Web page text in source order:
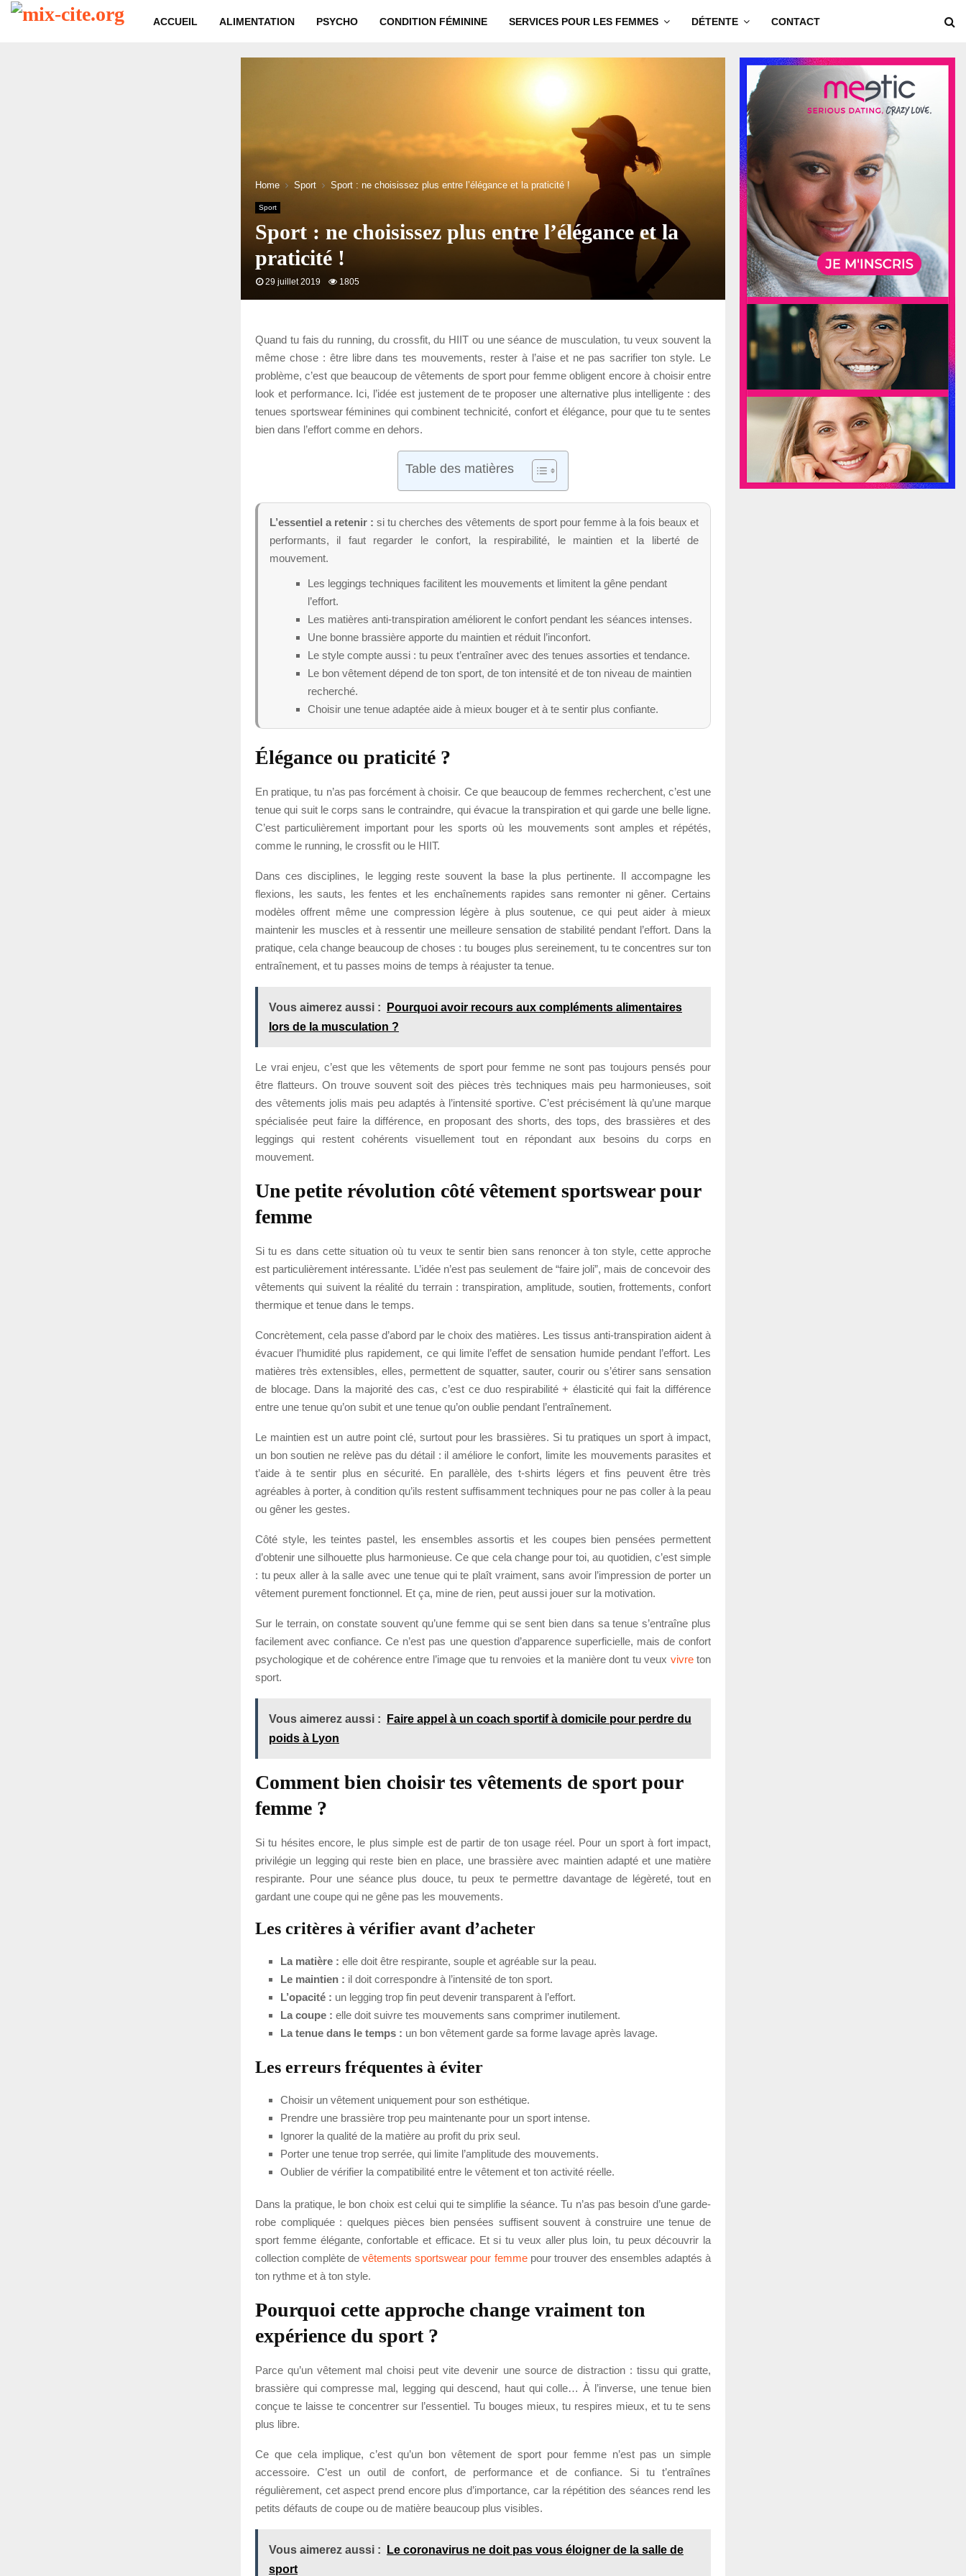
ACCUEIL ALIMENTATION PSYCHO CONDITION FÉMININE SERVICES POUR LES FEMMES DÉTENTE CONTACT
Home Sport Sport : ne choisissez plus entre l’élégance et la praticité !
Sport
Sport : ne choisissez plus entre l’élégance et la
praticité !
29 juillet 2019 1805
Quand tu fais du running, du crossfit, du HIIT ou une séance de musculation, tu veux souvent la
même chose : être libre dans tes mouvements, rester à l’aise et ne pas sacrifier ton style. Le
problème, c’est que beaucoup de vêtements de sport pour femme obligent encore à choisir entre
look et performance. Ici, l’idée est justement de te proposer une alternative plus intelligente : des
tenues sportswear féminines qui combinent technicité, confort et élégance, pour que tu te sentes
bien dans l’effort comme en dehors.
Table des matières
L’essentiel a retenir : si tu cherches des vêtements de sport pour femme à la fois beaux et
performants, il faut regarder le confort, la respirabilité, le maintien et la liberté de
mouvement.
Les leggings techniques facilitent les mouvements et limitent la gêne pendant
l’effort.
Les matières anti-transpiration améliorent le confort pendant les séances intenses.
Une bonne brassière apporte du maintien et réduit l’inconfort.
Le style compte aussi : tu peux t’entraîner avec des tenues assorties et tendance.
Le bon vêtement dépend de ton sport, de ton intensité et de ton niveau de maintien
recherché.
Choisir une tenue adaptée aide à mieux bouger et à te sentir plus confiante.
Élégance ou praticité ?
En pratique, tu n’as pas forcément à choisir. Ce que beaucoup de femmes recherchent, c’est une
tenue qui suit le corps sans le contraindre, qui évacue la transpiration et qui garde une belle ligne.
C’est particulièrement important pour les sports où les mouvements sont amples et répétés,
comme le running, le crossfit ou le HIIT.
Dans ces disciplines, le legging reste souvent la base la plus pertinente. Il accompagne les
flexions, les sauts, les fentes et les enchaînements rapides sans remonter ni gêner. Certains
modèles offrent même une compression légère à plus soutenue, ce qui peut aider à mieux
maintenir les muscles et à ressentir une meilleure sensation de stabilité pendant l’effort. Dans la
pratique, cela change beaucoup de choses : tu bouges plus sereinement, tu te concentres sur ton
entraînement, et tu passes moins de temps à réajuster ta tenue.
Vous aimerez aussi :
Pourquoi avoir recours aux compléments alimentaires
lors de la musculation ?
Le vrai enjeu, c’est que les vêtements de sport pour femme ne sont pas toujours pensés pour
être flatteurs. On trouve souvent soit des pièces très techniques mais peu harmonieuses, soit
des vêtements jolis mais peu adaptés à l’intensité sportive. C’est précisément là qu’une marque
spécialisée peut faire la différence, en proposant des shorts, des tops, des brassières et des
leggings qui restent cohérents visuellement tout en répondant aux besoins du corps en
mouvement.
Une petite révolution côté vêtement sportswear pour
femme
Si tu es dans cette situation où tu veux te sentir bien sans renoncer à ton style, cette approche
est particulièrement intéressante. L’idée n’est pas seulement de “faire joli”, mais de concevoir des
vêtements qui suivent la réalité du terrain : transpiration, amplitude, soutien, frottements, confort
thermique et tenue dans le temps.
Concrètement, cela passe d’abord par le choix des matières. Les tissus anti-transpiration aident à
évacuer l’humidité plus rapidement, ce qui limite l’effet de sensation humide pendant l’effort. Les
matières très extensibles, elles, permettent de squatter, sauter, courir ou s’étirer sans sensation
de blocage. Dans la majorité des cas, c’est ce duo respirabilité + élasticité qui fait la différence
entre une tenue qu’on subit et une tenue qu’on oublie pendant l’entraînement.
Le maintien est un autre point clé, surtout pour les brassières. Si tu pratiques un sport à impact,
un bon soutien ne relève pas du détail : il améliore le confort, limite les mouvements parasites et
t’aide à te sentir plus en sécurité. En parallèle, des t-shirts légers et fins peuvent être très
agréables à porter, à condition qu’ils restent suffisamment techniques pour ne pas coller à la peau
ou gêner les gestes.
Côté style, les teintes pastel, les ensembles assortis et les coupes bien pensées permettent
d’obtenir une silhouette plus harmonieuse. Ce que cela change pour toi, au quotidien, c’est simple
: tu peux aller à la salle avec une tenue qui te plaît vraiment, sans avoir l’impression de porter un
vêtement purement fonctionnel. Et ça, mine de rien, peut aussi jouer sur la motivation.
Sur le terrain, on constate souvent qu’une femme qui se sent bien dans sa tenue s’entraîne plus
facilement avec confiance. Ce n’est pas une question d’apparence superficielle, mais de confort
psychologique et de cohérence entre l’image que tu renvoies et la manière dont tu veux vivreton
sport.
Vous aimerez aussi :
Faire appel à un coach sportif à domicile pour perdre du
poids à Lyon
Comment bien choisir tes vêtements de sport pour
femme ?
Si tu hésites encore, le plus simple est de partir de ton usage réel. Pour un sport à fort impact,
privilégie un legging qui reste bien en place, une brassière avec maintien adapté et une matière
respirante. Pour une séance plus douce, tu peux te permettre davantage de légèreté, tout en
gardant une coupe qui ne gêne pas les mouvements.
Les critères à vérifier avant d’acheter
La matière : elle doit être respirante, souple et agréable sur la peau.
Le maintien : il doit correspondre à l’intensité de ton sport.
L’opacité : un legging trop fin peut devenir transparent à l’effort.
La coupe : elle doit suivre tes mouvements sans comprimer inutilement.
La tenue dans le temps : un bon vêtement garde sa forme lavage après lavage.
Les erreurs fréquentes à éviter
Choisir un vêtement uniquement pour son esthétique.
Prendre une brassière trop peu maintenante pour un sport intense.
Ignorer la qualité de la matière au profit du prix seul.
Porter une tenue trop serrée, qui limite l’amplitude des mouvements.
Oublier de vérifier la compatibilité entre le vêtement et ton activité réelle.
Dans la pratique, le bon choix est celui qui te simplifie la séance. Tu n’as pas besoin d’une garde-
robe compliquée : quelques pièces bien pensées suffisent souvent à construire une tenue de
sport femme élégante, confortable et efficace. Et si tu veux aller plus loin, tu peux découvrir la
collection complète devêtements sportswear pour femmepour trouver des ensembles adaptés à
ton rythme et à ton style.
Pourquoi cette approche change vraiment ton
expérience du sport ?
Parce qu’un vêtement mal choisi peut vite devenir une source de distraction : tissu qui gratte,
brassière qui compresse mal, legging qui descend, haut qui colle… À l’inverse, une tenue bien
conçue te laisse te concentrer sur l’essentiel. Tu bouges mieux, tu respires mieux, et tu te sens
plus libre.
Ce que cela implique, c’est qu’un bon vêtement de sport pour femme n’est pas un simple
accessoire. C’est un outil de confort, de performance et de confiance. Si tu t’entraînes
régulièrement, cet aspect prend encore plus d’importance, car la répétition des séances rend les
petits défauts de coupe ou de matière beaucoup plus visibles.
Vous aimerez aussi :
Le coronavirus ne doit pas vous éloigner de la salle de
sport